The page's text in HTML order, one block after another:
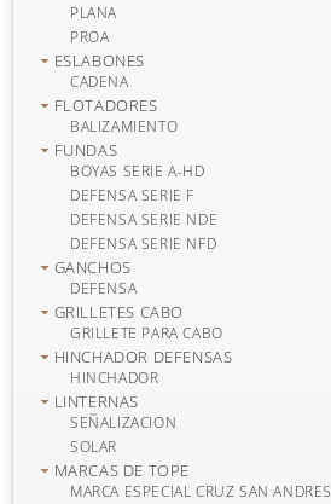
PLANA
PROA
ESLABONES
CADENA
FLOTADORES
BALIZAMIENTO
FUNDAS
BOYAS SERIE A-HD
DEFENSA SERIE F
DEFENSA SERIE NDE
DEFENSA SERIE NFD
GANCHOS
DEFENSA
GRILLETES CABO
GRILLETE PARA CABO
HINCHADOR DEFENSAS
HINCHADOR
LINTERNAS
SEÑALIZACION
SOLAR
MARCAS DE TOPE
MARCA ESPECIAL CRUZ SAN ANDRES